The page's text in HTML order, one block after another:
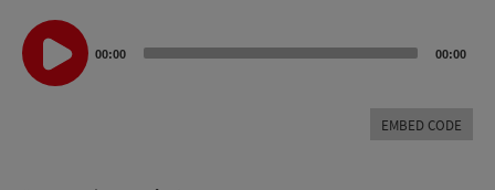
Audio
Player
00:00 00:00
EMBED CODE